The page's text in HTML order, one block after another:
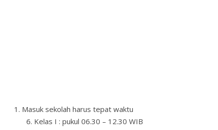
Masuk sekolah harus tepat waktu
Kelas I : pukul 06.30 – 12.30 WIB